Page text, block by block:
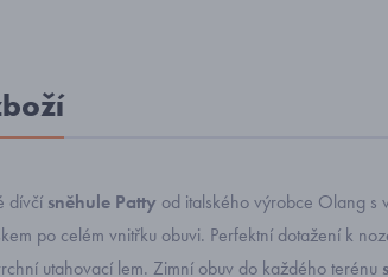
dívčí sněhule Patty od italského výrobce Olang s
po celém vnitřku obuvi. Perfektní dotažení k
utahovací lem. Zimní obuv do každého terénu